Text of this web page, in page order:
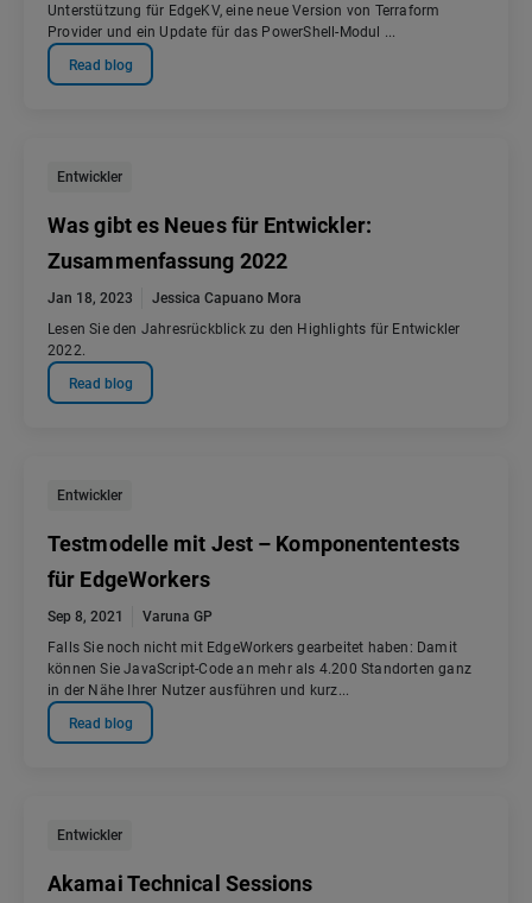
Unterstützung für EdgeKV, eine neue Version von Terraform
Provider und ein Update für das PowerShell-Modul ...
Read blog
Entwickler
Was gibt es Neues für Entwickler:
Zusammenfassung 2022
Jan 18, 2023
Jessica Capuano Mora
Lesen Sie den Jahresrückblick zu den Highlights für Entwickler
2022.
Read blog
Entwickler
Testmodelle mit Jest – Komponententests
für EdgeWorkers
Sep 8, 2021
Varuna GP
Falls Sie noch nicht mit EdgeWorkers gearbeitet haben: Damit
können Sie JavaScript-Code an mehr als 4.200 Standorten ganz
in der Nähe Ihrer Nutzer ausführen und kurz...
Read blog
Entwickler
Akamai Technical Sessions